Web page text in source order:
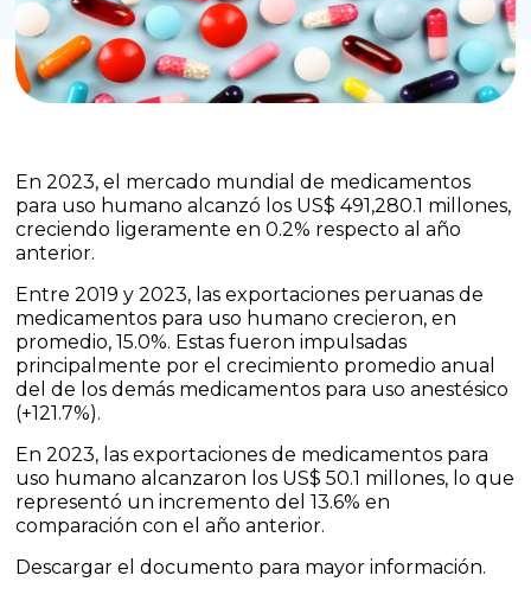
En 2023, el mercado mundial de medicamentos
para uso humano alcanzó los US$ 491,280.1 millones,
creciendo ligeramente en 0.2% respecto al año
anterior.
Entre 2019 y 2023, las exportaciones peruanas de
medicamentos para uso humano crecieron, en
promedio, 15.0%. Estas fueron impulsadas
principalmente por el crecimiento promedio anual
del de los demás medicamentos para uso anestésico
(+121.7%).
En 2023, las exportaciones de medicamentos para
uso humano alcanzaron los US$ 50.1 millones, lo que
representó un incremento del 13.6% en
comparación con el año anterior.
Descargar el documento para mayor información.